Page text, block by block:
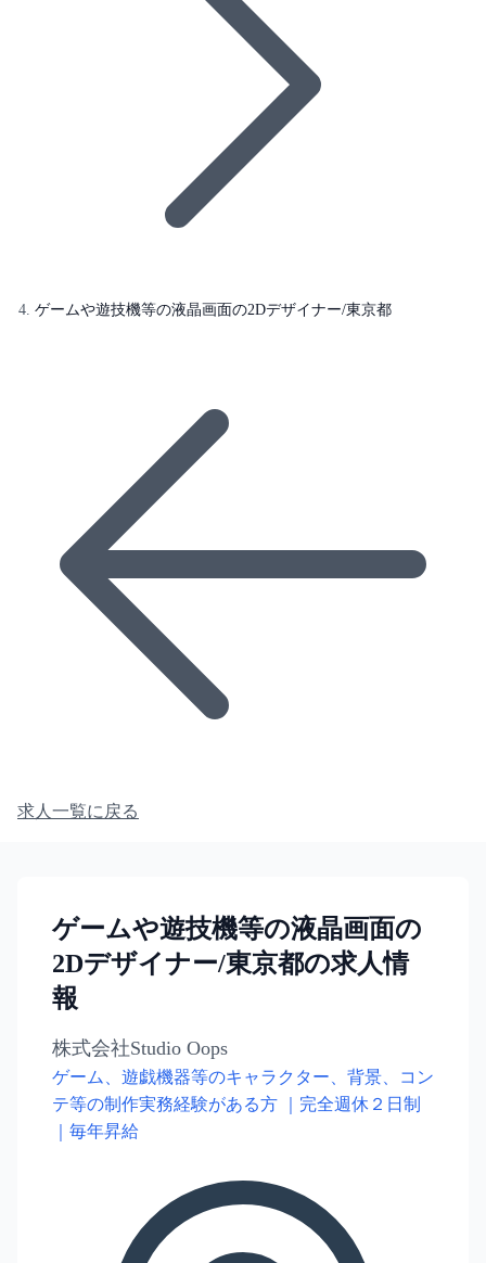
ゲームや遊技機等の液晶画面の2Dデザイナー/東京都
求人一覧に戻る
ゲームや遊技機等の液晶画面の
2Dデザイナー/東京都の求人情
報
株式会社Studio Oops
ゲーム、遊戯機器等のキャラクター、背景、コン
テ等の制作実務経験がある方 ｜完全週休２日制
｜毎年昇給